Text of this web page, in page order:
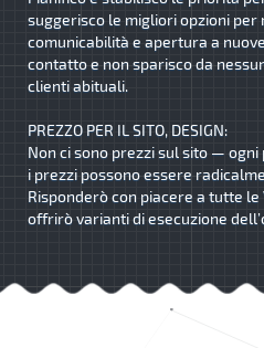
suggerisco le migliori opzioni
comunicabilità e apertura a
contatto e non sparisco da
clienti abituali.
PREZZO PER IL SITO, DESIGN:
Non ci sono prezzi sul sito —
i prezzi possono essere
Risponderò con piacere a tutte
offrirò varianti di esecuzione